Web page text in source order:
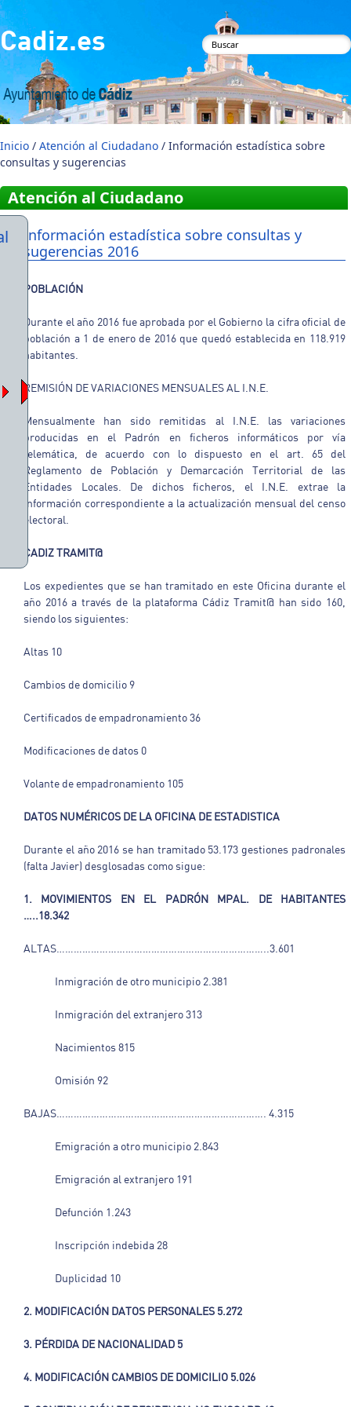
Pasar al contenido principal
Cadiz.es
Formulario de
búsqueda
Inicio / Atención al Ciudadano / Información estadística sobre
consultas y sugerencias
Atención al Ciudadano
Información estadística sobre consultas y
sugerencias 2016
POBLACIÓN
Durante el año 2016 fue aprobada por el Gobierno la cifra oficial de
población a 1 de enero de 2016 que quedó establecida en 118.919
habitantes.
REMISIÓN DE VARIACIONES MENSUALES AL I.N.E.
Mensualmente han sido remitidas al I.N.E. las variaciones
producidas en el Padrón en ficheros informáticos por vía
telemática, de acuerdo con lo dispuesto en el art. 65 del
Reglamento de Población y Demarcación Territorial de las
Entidades Locales. De dichos ficheros, el I.N.E. extrae la
información correspondiente a la actualización mensual del censo
electoral.
CADIZ TRAMIT@
Los expedientes que se han tramitado en este Oficina durante el
año 2016 a través de la plataforma Cádiz Tramit@ han sido 160,
siendo los siguientes:
Altas 10
Cambios de domicilio 9
Certificados de empadronamiento 36
Modificaciones de datos 0
Volante de empadronamiento 105
DATOS NUMÉRICOS DE LA OFICINA DE ESTADISTICA
Durante el año 2016 se han tramitado 53.173 gestiones padronales
(falta Javier) desglosadas como sigue:
1. MOVIMIENTOS EN EL PADRÓN MPAL. DE HABITANTES
…..18.342
ALTAS………………………………………………………………..3.601
Inmigración de otro municipio 2.381
Inmigración del extranjero 313
Nacimientos 815
Omisión 92
BAJAS………………………………………………………………. 4.315
Emigración a otro municipio 2.843
Emigración al extranjero 191
Defunción 1.243
Inscripción indebida 28
Duplicidad 10
2. MODIFICACIÓN DATOS PERSONALES 5.272
3. PÉRDIDA DE NACIONALIDAD 5
4. MODIFICACIÓN CAMBIOS DE DOMICILIO 5.026